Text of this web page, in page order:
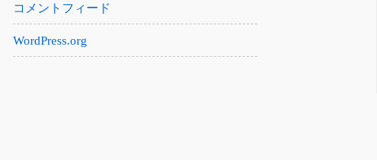
コメントフィード
WordPress.org